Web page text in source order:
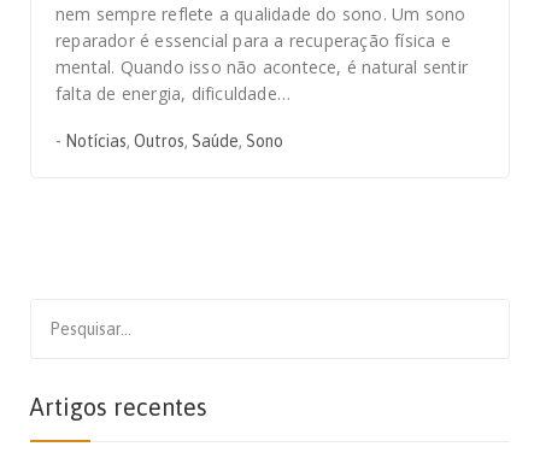
nem sempre reflete a qualidade do sono. Um sono
reparador é essencial para a recuperação física e
mental. Quando isso não acontece, é natural sentir
falta de energia, dificuldade…
- Notícias, Outros, Saúde, Sono
for:
Artigos recentes